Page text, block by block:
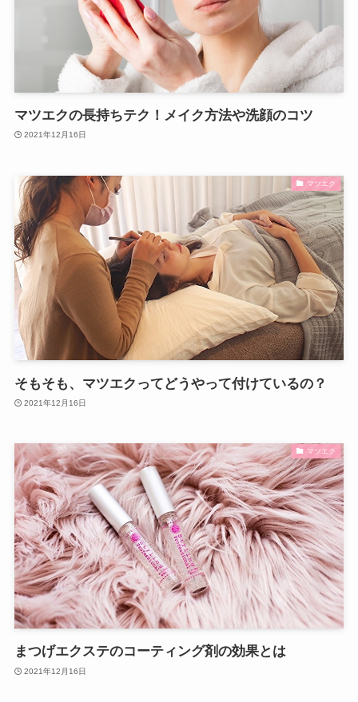
マツエクの長持ちテク！メイク方法や洗顔のコツ
2021年12月16日
マツエク
そもそも、マツエクってどうやって付けているの？
2021年12月16日
マツエク
まつげエクステのコーティング剤の効果とは
2021年12月16日